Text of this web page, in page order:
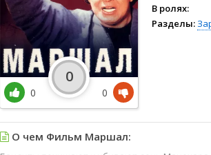
В ролях:
Разделы:
0
0
0
О чем Фильм Маршал: